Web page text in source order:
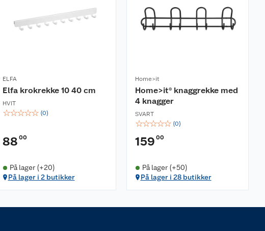
ELFA
Elfa krokrekke 10 40 cm
HVIT
☆☆☆☆☆ (0)
88 00
På lager (+20)
På lager i 2 butikker
Home>it
Home>it® knaggrekke med
4 knagger
SVART
☆☆☆☆☆ (0)
159 00
På lager (+50)
På lager i 28 butikker